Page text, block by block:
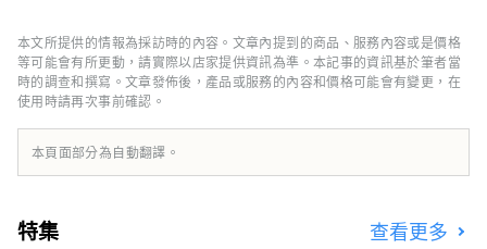
故事、看書、拍照、散步。 照顧望岳庵的花園
也是我時間的重要部分。讓我們慢慢交談，分享
一些安靜的時光。
本文所提供的情報為採訪時的內容。文章內提到的商品、服務內容或是價格
等可能會有所更動，請實際以店家提供資訊為準。本記事的資訊基於筆者當
時的調查和撰寫。文章發佈後，產品或服務的內容和價格可能會有變更，在
使用時請再次事前確認。
本頁面部分為自動翻譯。
特集 查看更多